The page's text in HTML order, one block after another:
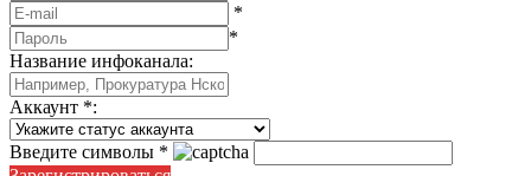
*
*
Название инфоканала:
Аккаунт *:
Введите символы *